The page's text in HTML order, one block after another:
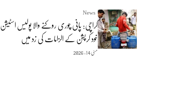
News
کراچی: پانی چوری روکنے والا پولیس اسٹیشن
خود کرپشن کے الزامات کی زد میں
مئی 14, 2026